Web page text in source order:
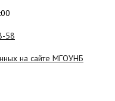
58
на сайте МГОУНБ